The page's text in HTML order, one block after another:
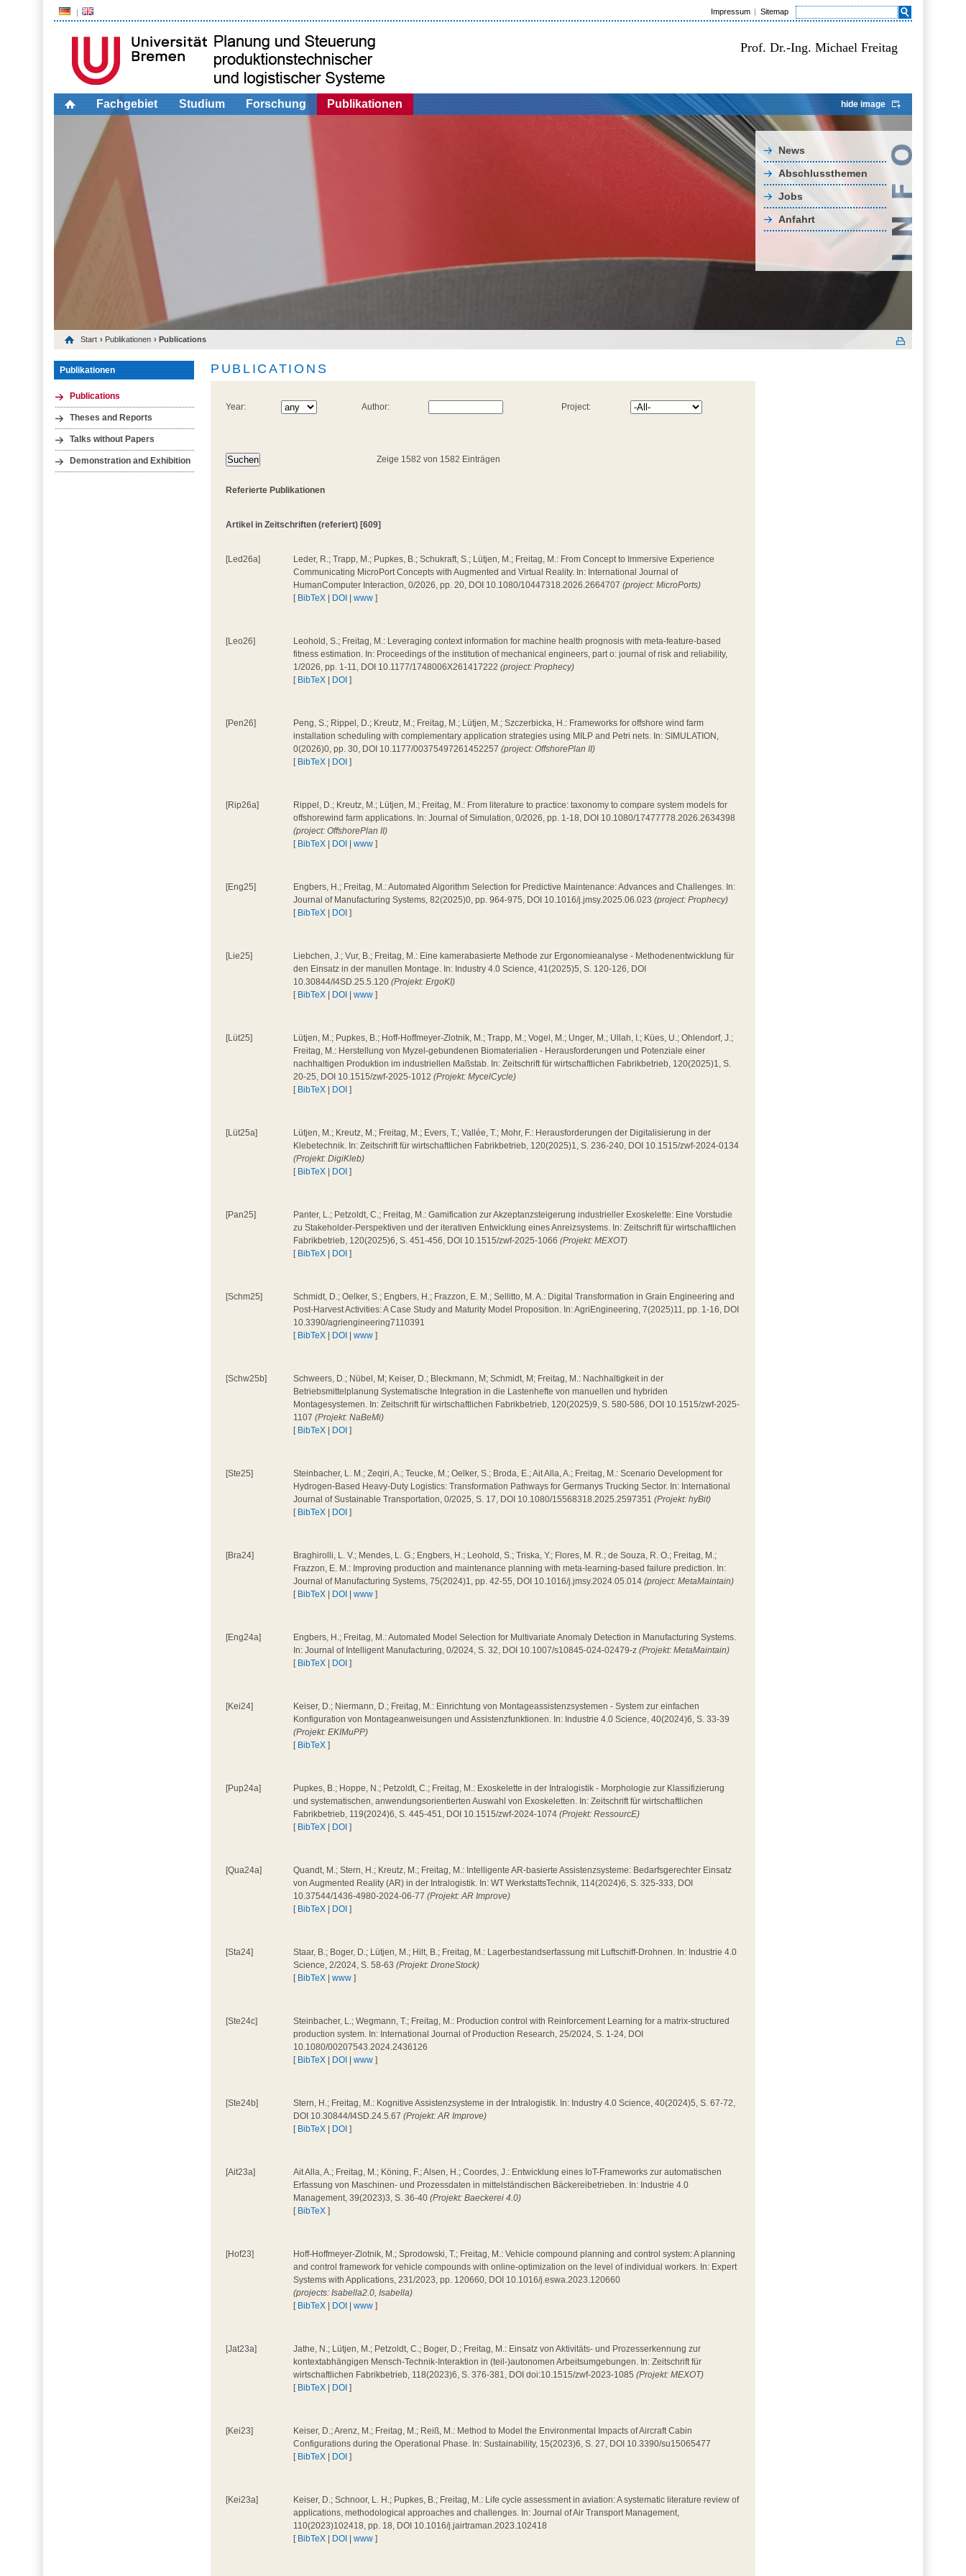
Impressum Sitemap
Prof. Dr.-Ing. Michael Freitag
Fachgebiet Studium Forschung Publikationen hide image
News
Abschlussthemen
Jobs
Anfahrt
Start › Publikationen › Publications
Publikationen
Publications
Theses and Reports
Talks without Papers
Demonstration and Exhibition
PUBLICATIONS
Year: Author: Project:
Zeige 1582 von 1582 Einträgen
Referierte Publikationen
Artikel in Zeitschriften (referiert) [609]
[Led26a]
Leder, R.; Trapp, M.; Pupkes, B.; Schukraft, S.; Lütjen, M.; Freitag, M.: From Concept to Immersive Experience 
Communicating MicroPort Concepts with Augmented and Virtual Reality. In: International Journal of
HumanComputer Interaction, 0/2026, pp. 20, DOI 10.1080/10447318.2026.2664707(project: MicroPorts)
[ BibTeX DOI |www ]
[Leo26]
Leohold, S.; Freitag, M.: Leveraging context information for machine health prognosis with meta-feature-based
fitness estimation. In: Proceedings of the institution of mechanical engineers, part o: journal of risk and reliability,
1/2026, pp. 1-11, DOI 10.1177/1748006X261417222(project: Prophecy)
[ BibTeX DOI ]
[Pen26]
Peng, S.; Rippel, D.; Kreutz, M.; Freitag, M.; Lütjen, M.; Szczerbicka, H.: Frameworks for offshore wind farm
installation scheduling with complementary application strategies using MILP and Petri nets. In: SIMULATION,
0(2026)0, pp. 30, DOI 10.1177/00375497261452257(project: OffshorePlan II)
[ BibTeX DOI ]
[Rip26a]
Rippel, D.; Kreutz, M.; Lütjen, M.; Freitag, M.: From literature to practice: taxonomy to compare system models for
offshorewind farm applications. In: Journal of Simulation, 0/2026, pp. 1-18, DOI 10.1080/17477778.2026.2634398
(project: OffshorePlan II)
[ BibTeX DOI |www ]
[Eng25]
Engbers, H.; Freitag, M.: Automated Algorithm Selection for Predictive Maintenance: Advances and Challenges. In:
Journal of Manufacturing Systems, 82(2025)0, pp. 964-975, DOI 10.1016/j.jmsy.2025.06.023(project: Prophecy)
[ BibTeX DOI ]
[Lie25]
Liebchen, J.; Vur, B.; Freitag, M.: Eine kamerabasierte Methode zur Ergonomieanalyse - Methodenentwicklung für
den Einsatz in der manullen Montage. In: Industry 4.0 Science, 41(2025)5, S. 120-126, DOI
10.30844/I4SD.25.5.120(Projekt: ErgoKI)
[ BibTeX DOI |www ]
[Lüt25]
Lütjen, M.; Pupkes, B.; Hoff-Hoffmeyer-Zlotnik, M.; Trapp, M.; Vogel, M.; Unger, M.; Ullah, I.; Kües, U.; Ohlendorf, J.;
Freitag, M.: Herstellung von Myzel-gebundenen Biomaterialien - Herausforderungen und Potenziale einer
nachhaltigen Produktion im industriellen Maßstab. In: Zeitschrift für wirtschaftlichen Fabrikbetrieb, 120(2025)1, S.
20-25, DOI 10.1515/zwf-2025-1012(Projekt: MycelCycle)
[ BibTeX DOI ]
[Lüt25a]
Lütjen, M.; Kreutz, M.; Freitag, M.; Evers, T.; Vallée, T.; Mohr, F.: Herausforderungen der Digitalisierung in der
Klebetechnik. In: Zeitschrift für wirtschaftlichen Fabrikbetrieb, 120(2025)1, S. 236-240, DOI 10.1515/zwf-2024-0134
(Projekt: DigiKleb)
[ BibTeX DOI ]
[Pan25]
Panter, L.; Petzoldt, C.; Freitag, M.: Gamification zur Akzeptanzsteigerung industrieller Exoskelette: Eine Vorstudie
zu Stakeholder-Perspektiven und der iterativen Entwicklung eines Anreizsystems. In: Zeitschrift für wirtschaftlichen
Fabrikbetrieb, 120(2025)6, S. 451-456, DOI 10.1515/zwf-2025-1066(Projekt: MEXOT)
[ BibTeX DOI ]
[Schm25]
Schmidt, D.; Oelker, S.; Engbers, H.; Frazzon, E. M.; Sellitto, M. A.: Digital Transformation in Grain Engineering and
Post-Harvest Activities: A Case Study and Maturity Model Proposition. In: AgriEngineering, 7(2025)11, pp. 1-16, DOI
10.3390/agriengineering7110391
[ BibTeX DOI |www ]
[Schw25b]
Schweers, D.; Nübel, M; Keiser, D.; Bleckmann, M; Schmidt, M; Freitag, M.: Nachhaltigkeit in der
Betriebsmittelplanung Systematische Integration in die Lastenhefte von manuellen und hybriden
Montagesystemen. In: Zeitschrift für wirtschaftlichen Fabrikbetrieb, 120(2025)9, S. 580-586, DOI 10.1515/zwf-2025-
1107(Projekt: NaBeMi)
[ BibTeX DOI ]
[Ste25]
Steinbacher, L. M.; Zeqiri, A.; Teucke, M.; Oelker, S.; Broda, E.; Ait Alla, A.; Freitag, M.: Scenario Development for
Hydrogen-Based Heavy-Duty Logistics: Transformation Pathways for Germanys Trucking Sector. In: International
Journal of Sustainable Transportation, 0/2025, S. 17, DOI 10.1080/15568318.2025.2597351(Projekt: hyBit)
[ BibTeX DOI ]
[Bra24]
Braghirolli, L. V.; Mendes, L. G.; Engbers, H.; Leohold, S.; Triska, Y.; Flores, M. R.; de Souza, R. O.; Freitag, M.;
Frazzon, E. M.: Improving production and maintenance planning with meta-learning-based failure prediction. In:
Journal of Manufacturing Systems, 75(2024)1, pp. 42-55, DOI 10.1016/j.jmsy.2024.05.014(project: MetaMaintain)
[ BibTeX DOI |www ]
[Eng24a]
Engbers, H.; Freitag, M.: Automated Model Selection for Multivariate Anomaly Detection in Manufacturing Systems.
In: Journal of Intelligent Manufacturing, 0/2024, S. 32, DOI 10.1007/s10845-024-02479-z(Projekt: MetaMaintain)
[ BibTeX DOI ]
[Kei24]
Keiser, D.; Niermann, D.; Freitag, M.: Einrichtung von Montageassistenzsystemen - System zur einfachen
Konfiguration von Montageanweisungen und Assistenzfunktionen. In: Industrie 4.0 Science, 40(2024)6, S. 33-39
(Projekt: EKIMuPP)
[ BibTeX ]
[Pup24a]
Pupkes, B.; Hoppe, N.; Petzoldt, C.; Freitag, M.: Exoskelette in der Intralogistik - Morphologie zur Klassifizierung
und systematischen, anwendungsorientierten Auswahl von Exoskeletten. In: Zeitschrift für wirtschaftlichen
Fabrikbetrieb, 119(2024)6, S. 445-451, DOI 10.1515/zwf-2024-1074(Projekt: RessourcE)
[ BibTeX DOI ]
[Qua24a]
Quandt, M.; Stern, H.; Kreutz, M.; Freitag, M.: Intelligente AR-basierte Assistenzsysteme: Bedarfsgerechter Einsatz
von Augmented Reality (AR) in der Intralogistik. In: WT WerkstattsTechnik, 114(2024)6, S. 325-333, DOI
10.37544/1436-4980-2024-06-77(Projekt: AR Improve)
[ BibTeX DOI ]
[Sta24]
Staar, B.; Boger, D.; Lütjen, M.; Hilt, B.; Freitag, M.: Lagerbestandserfassung mit Luftschiff-Drohnen. In: Industrie 4.0
Science, 2/2024, S. 58-63(Projekt: DroneStock)
[ BibTeX |www ]
[Ste24c]
Steinbacher, L.; Wegmann, T.; Freitag, M.: Production control with Reinforcement Learning for a matrix-structured
production system. In: International Journal of Production Research, 25/2024, S. 1-24, DOI
10.1080/00207543.2024.2436126
[ BibTeX DOI |www ]
[Ste24b]
Stern, H.; Freitag, M.: Kognitive Assistenzsysteme in der Intralogistik. In: Industry 4.0 Science, 40(2024)5, S. 67-72,
DOI 10.30844/I4SD.24.5.67(Projekt: AR Improve)
[ BibTeX DOI ]
[Ait23a]
Ait Alla, A.; Freitag, M.; Köning, F.; Alsen, H.; Coordes, J.: Entwicklung eines IoT-Frameworks zur automatischen
Erfassung von Maschinen- und Prozessdaten in mittelständischen Bäckereibetrieben. In: Industrie 4.0
Management, 39(2023)3, S. 36-40(Projekt: Baeckerei 4.0)
[ BibTeX ]
[Hof23]
Hoff-Hoffmeyer-Zlotnik, M.; Sprodowski, T.; Freitag, M.: Vehicle compound planning and control system: A planning
and control framework for vehicle compounds with online-optimization on the level of individual workers. In: Expert
Systems with Applications, 231/2023, pp. 120660, DOI 10.1016/j.eswa.2023.120660
(projects: Isabella2.0, Isabella)
[ BibTeX DOI |www ]
[Jat23a]
Jathe, N.; Lütjen, M.; Petzoldt, C.; Boger, D.; Freitag, M.: Einsatz von Aktivitäts- und Prozesserkennung zur
kontextabhängigen Mensch-Technik-Interaktion in (teil-)autonomen Arbeitsumgebungen. In: Zeitschrift für
wirtschaftlichen Fabrikbetrieb, 118(2023)6, S. 376-381, DOI doi:10.1515/zwf-2023-1085(Projekt: MEXOT)
[ BibTeX DOI ]
[Kei23]
Keiser, D.; Arenz, M.; Freitag, M.; Reiß, M.: Method to Model the Environmental Impacts of Aircraft Cabin
Configurations during the Operational Phase. In: Sustainability, 15(2023)6, S. 27, DOI 10.3390/su15065477
[ BibTeX DOI ]
[Kei23a]
Keiser, D.; Schnoor, L. H.; Pupkes, B.; Freitag, M.: Life cycle assessment in aviation: A systematic literature review of
applications, methodological approaches and challenges. In: Journal of Air Transport Management,
110(2023)102418, pp. 18, DOI 10.1016/j.jairtraman.2023.102418
[ BibTeX DOI |www ]